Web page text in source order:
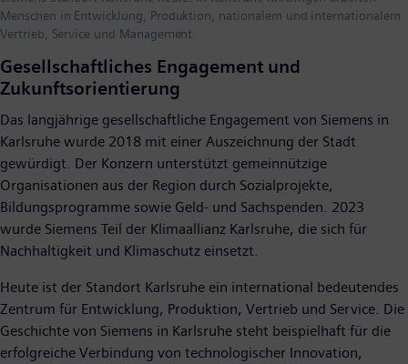
Menschen in Entwicklung, Produktion, nationalem und internationalem
Vertrieb, Service und Management.
Gesellschaftliches Engagement und
Zukunftsorientierung
Das langjährige gesellschaftliche Engagement von Siemens in
Karlsruhe wurde 2018 mit einer Auszeichnung der Stadt
gewürdigt. Der Konzern unterstützt gemeinnützige
Organisationen aus der Region durch Sozialprojekte,
Bildungsprogramme sowie Geld- und Sachspenden. 2023
wurde Siemens Teil der Klimaallianz Karlsruhe, die sich für
Nachhaltigkeit und Klimaschutz einsetzt.
Heute ist der Standort Karlsruhe ein international bedeutendes
Zentrum für Entwicklung, Produktion, Vertrieb und Service. Die
Geschichte von Siemens in Karlsruhe steht beispielhaft für die
erfolgreiche Verbindung von technologischer Innovation,